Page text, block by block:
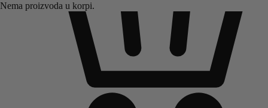
Nema proizvoda u korpi.